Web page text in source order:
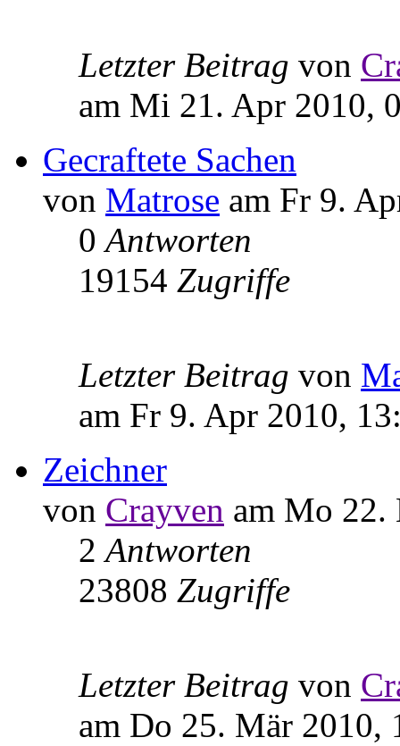
Letzter Beitrag von
am Mi 21. Apr 2010,
Gecraftete Sachen
von Matrose am Fr 9.
0Antworten
19154 Zugriffe
Letzter Beitrag von
am Fr 9. Apr 2010,
Zeichner
von Crayven am Mo 22.
2Antworten
23808 Zugriffe
Letzter Beitrag von
am Do 25. Mär 2010,